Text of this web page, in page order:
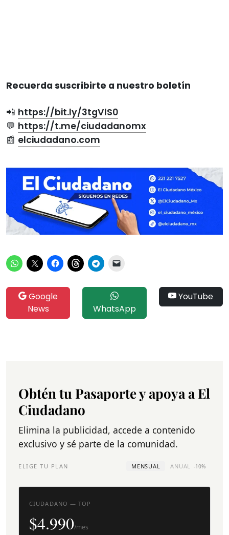
Recuerda suscribirte a nuestro boletín
📲 https://bit.ly/3tgVlS0
💬 https://t.me/ciudadanomx
📰 elciudadano.com
Google
News
WhatsApp
YouTube
Obtén tu Pasaporte y apoya a El
Ciudadano
Elimina la publicidad, accede a contenido
exclusivo y sé parte de la comunidad.
ELIGE TU PLAN MENSUAL ANUAL -10%
CIUDADANO — TOP
$4.990/mes